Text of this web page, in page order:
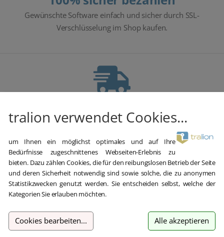
Gewünschte Software einfach und sicher durch SSL-
Verschlüsselung im Shop kaufen.
Blitzversand
E-Mail Versand und Sofortdownload innerhalb 5-30 Minuten.
Wir bieten Ihnen bei der Erstinstallation kostenlose Hilfe über
Teamviewer an.
tralion verwendet Cookies...
um Ihnen ein möglichst optimales und auf Ihre
Bedürfnisse zugeschnittenes Webseiten-Erlebnis zu
bieten. Dazu zählen Cookies, die für den reibungslosen Betrieb der Seite
und deren Sicherheit notwendig sind sowie solche, die zu anonymen
Statistikzwecken genutzt werden. Sie entscheiden selbst, welche der
Kategorien Sie erlauben möchten.
Cookies bearbeiten... Alle akzeptieren